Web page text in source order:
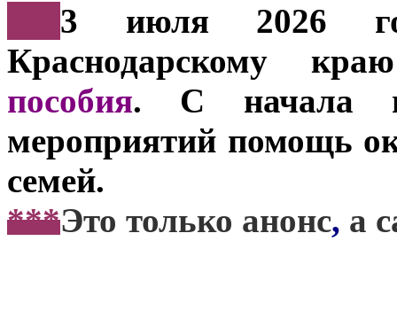
3 июля 2026
Краснодарскому
пособия. С начала
мероприятий помощь
семей.
***Это только анонс, а